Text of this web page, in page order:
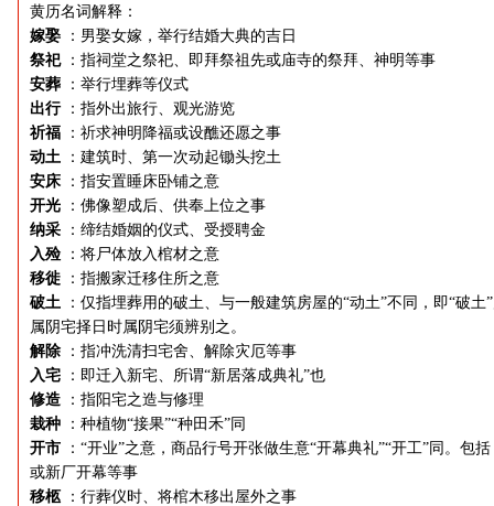
黄历名词解释：
嫁娶
：男娶女嫁，举行结婚大典的吉日
祭祀 ：指祠堂之祭祀、即拜祭祖先或庙寺的祭拜、神明等事
安葬
：举行埋葬等仪式
出行 ：指外出旅行、观光游览
祈福
：祈求神明降福或设醮还愿之事
动土
：建筑时、第一次动起锄头挖土
安床
：指安置睡床卧铺之意
开光
：佛像塑成后、供奉上位之事
纳采
：缔结婚姻的仪式、受授聘金
入殓
：将尸体放入棺材之意
移徙
：指搬家迁移住所之意
破土
：仅指埋葬用的破土、与一般建筑房屋的“动土”不同，即“破
属阴宅择日时属阴宅须辨别之。
解除
：指冲洗清扫宅舍、解除灾厄等事
入宅
：即迁入新宅、所谓“新居落成典礼”也
修造
：指阳宅之造与修理
栽种
：种植物“接果”“种田禾”同
开市
：“开业”之意，商品行号开张做生意“开幕典礼”“开工”同。
或新厂开幕等事
移柩
：行葬仪时、将棺木移出屋外之事